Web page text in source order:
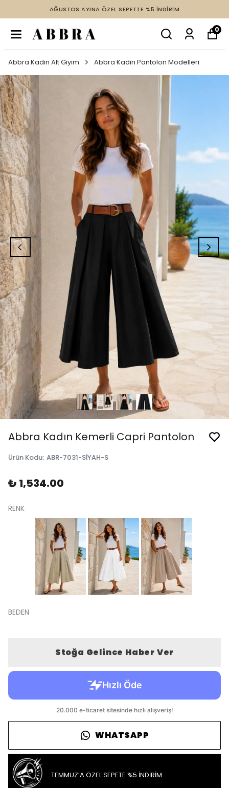
2 VE ÜZERİ ÜRÜNDE TÜM
0
Abbra Kadın Alt Giyim Abbra Kadın Pantolon Modelleri
Abbra Kadın Kemerli Capri Pantolon
Ürün Kodu: ABR-7031-SİYAH-S
₺ 1,534.00
RENK
BEDEN
Stoğa Gelince Haber Ver
WHATSAPP
TEMMUZ’A ÖZEL SEPETE %5 İNDİRİM